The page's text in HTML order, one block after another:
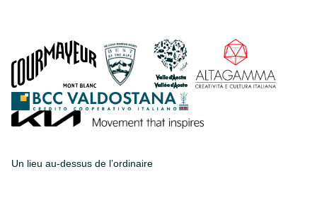
Un lieu au-dessus de l’ordinaire